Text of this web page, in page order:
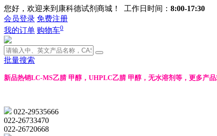
您好，欢迎来到康科德试剂商城！ 工作日时间： 8:00-17:30
会员登录 免费注册
我的订单 购物车0
批量搜索
新品热销LC-MS乙腈 甲醇，UHPLC乙腈 甲醇，无水溶剂等，更多产品
022-29535666
022-26733470
022-26720668